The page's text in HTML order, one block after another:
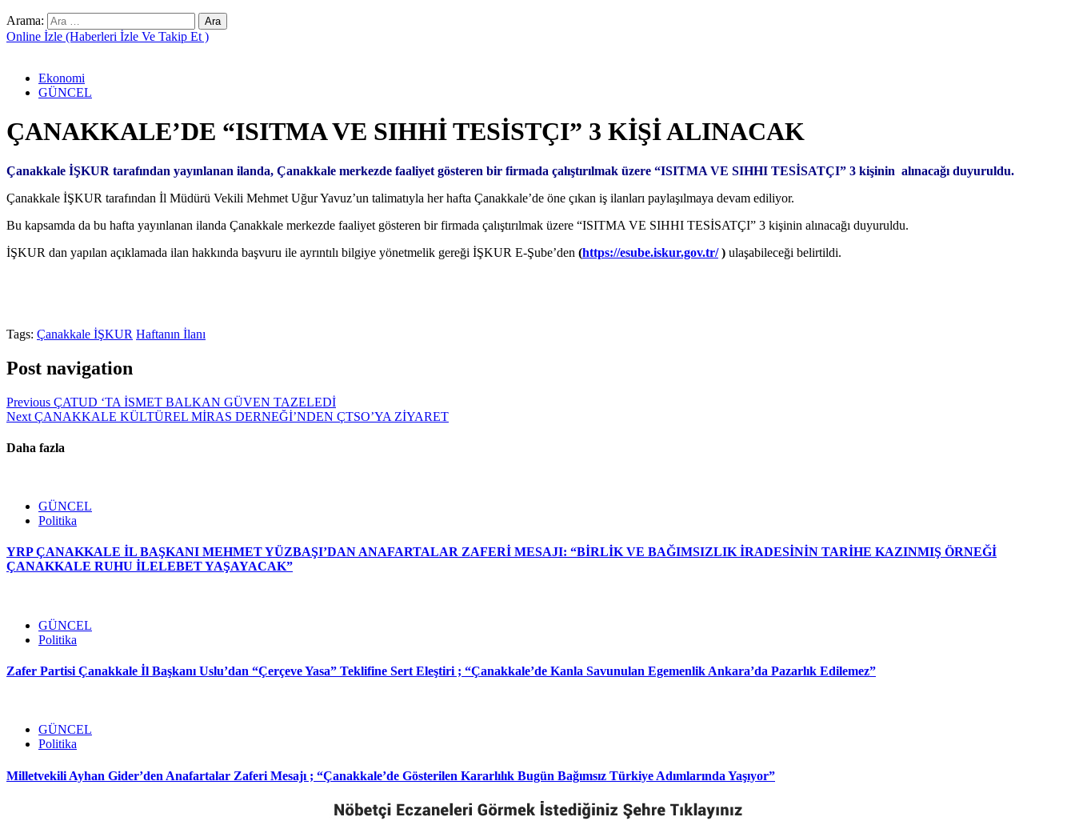
Arama:
Online İzle (Haberleri İzle Ve Takip Et )
Ekonomi
GÜNCEL
ÇANAKKALE’DE “ISITMA VE SIHHİ TESİSTÇI” 3 KİŞİ ALINACAK
Çanakkale İŞKUR tarafından yayınlanan ilanda, Çanakkale merkezde faaliyet gösteren bir firmada çalıştırılmak üzere “ISITMA VE SIHHI TESİSATÇI” 3 kişinin alınacağı duyuruldu.
Çanakkale İŞKUR tarafından İl Müdürü Vekili Mehmet Uğur Yavuz’un talimatıyla her hafta Çanakkale’de öne çıkan iş ilanları paylaşılmaya devam ediliyor.
Bu kapsamda da bu hafta yayınlanan ilanda Çanakkale merkezde faaliyet gösteren bir firmada çalıştırılmak üzere “ISITMA VE SIHHI TESİSATÇI” 3 kişinin alınacağı duyuruldu.
İŞKUR dan yapılan açıklamada ilan hakkında başvuru ile ayrıntılı bilgiye yönetmelik gereği İŞKUR E-Şube’den (https://esube.iskur.gov.tr/) ulaşabileceği belirtildi.
Tags: Çanakkale İŞKUR Haftanın İlanı
Post navigation
Previous ÇATUD ‘TA İSMET BALKAN GÜVEN TAZELEDİ
Next ÇANAKKALE KÜLTÜREL MİRAS DERNEĞİ’NDEN ÇTSO’YA ZİYARET
Daha fazla
GÜNCEL
Politika
YRP ÇANAKKALE İL BAŞKANI MEHMET YÜZBAŞI’DAN ANAFARTALAR ZAFERİ MESAJI: “BİRLİK VE BAĞIMSIZLIK İRADESİNİN TARİHE KAZINMIŞ ÖRNEĞİ
ÇANAKKALE RUHU İLELEBET YAŞAYACAK”
GÜNCEL
Politika
Zafer Partisi Çanakkale İl Başkanı Uslu’dan “Çerçeve Yasa” Teklifine Sert Eleştiri ; “Çanakkale’de Kanla Savunulan Egemenlik Ankara’da Pazarlık Edilemez”
GÜNCEL
Politika
Milletvekili Ayhan Gider’den Anafartalar Zaferi Mesajı ; “Çanakkale’de Gösterilen Kararlılık Bugün Bağımsız Türkiye Adımlarında Yaşıyor”